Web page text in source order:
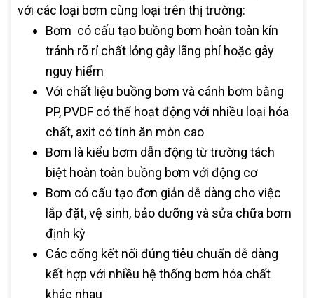
với các loại bơm cùng loại trên thị trường:
Bơm có cấu tạo buồng bơm hoàn toàn kín
tránh rõ rỉ chất lỏng gây lãng phí hoặc gây
nguy hiểm
Với chất liệu buồng bơm và cánh bơm bằng
PP, PVDF có thể hoạt động với nhiều loại hóa
chất, axit có tính ăn mòn cao
Bơm là kiểu bơm dẫn động từ trường tách
biệt hoàn toàn buồng bơm với động cơ
Bơm có cấu tạo đơn giản dễ dàng cho việc
lắp đặt, vệ sinh, bảo dưỡng và sửa chữa bơm
định kỳ
Các cổng kết nối đúng tiêu chuẩn dễ dàng
kết hợp với nhiều hệ thống bơm hóa chất
khác nhau